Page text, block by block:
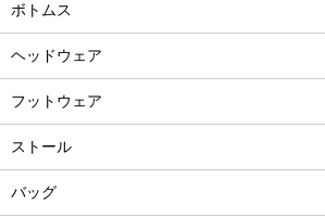
ボトムス
ヘッドウェア
フットウェア
ストール
バッグ